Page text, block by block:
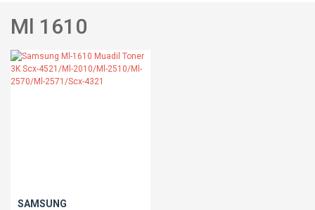
Ml 1610
SAMSUNG